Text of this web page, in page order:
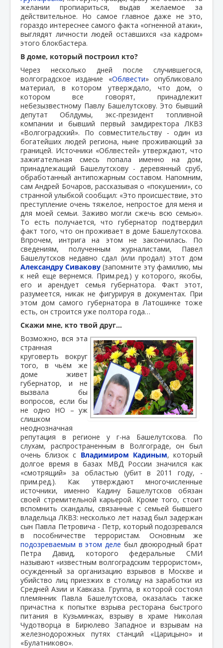
желании пропиариться, выдав желаемое за
действительное. Но самое главное даже не это,
гораздо интереснее самого факта «огненной атаки»,
выглядят личности людей оставшихся «за кадром»
этого блокбастера.
В доме, который построил кто?
Через несколько дней после случившегося,
волгоградское издание «Облвести» опубликовало
материал, в котором утверждало, что дом, о
котором все говорят, принадлежит
небезызвестному Павлу Башелутскову. Это бывший
депутат Облдумы, экс-президент топливной
компании и бывший первый замдиректора ЛКВЗ
«Волгоградский». По совместительству - один из
богатейших людей региона, ныне проживающий за
границей. Источники «Облвестей» утверждают, что
зажигательная смесь попала именно на дом,
принадлежащий Башелутскову - деревянный сруб,
обработанный антипожарным составом. Напомним,
сам Андрей Бочаров, рассказывая о «покушении», со
странной улыбкой сообщил: «Это происшествие, это
преступление очень тяжелое, непростое для меня и
для моей семьи. Заживо могли сжечь всю семью».
То есть получается, что губернатор подтвердил
факт того, что он проживает в доме Башелутскова.
Впрочем, интрига на этом не закончилась. По
сведениям, полученным журналистами, Павел
Башелутсков недавно сдал (или продал) этот дом
Александру Сивакову (запомните эту фамилию, мы
к ней еще вернемся. Прим.ред.) у которого, якобы,
его и арендует семья губернатора. Факт этот,
разумеется, никак не фигурируя в документах. При
этом дом самого губернатора в Латошинке тоже
есть, он строится уже полтора года…
Скажи мне, кто твой друг…
Возможно, вся эта
странная
круговерть вокруг
того, в чьём же
доме живет
губернатор, и не
вызвала бы
вопросов, если бы
не одно НО – уж
слишком
неоднозначная
репутация в регионе у г-на Башелутскова. По
слухам, распространенным в Волгограде, он был
очень близок с Владимиром Кадиным, который
долгое время в базах МВД России значился как
«смотрящий» за областью (убит в 2011 году, -
прим.ред.). Как утверждают многочисленные
источники, именно Кадину Башелутсков обязан
своей стремительной карьерой. Кроме того, стоит
вспомнить скандалы, связанные с семьей бывшего
владельца ЛКВЗ: несколько лет назад был задержан
сын Павла Петровича - Петр, который подозревался
в пособничестве террористам. Основным же
подозреваемым в этом деле был двоюродный брат
Петра Давид, которого федеральные СМИ
называют «известным волгоградским террористом»,
осужденный за организацию взрывов в Москве и
убийство лиц приезжих в столицу на заработки из
Средней Азии и Кавказа. Группа, в которой состоял
племянник Павла Башелутскова, оказалась также
причастна к попытке взрыва ресторана быстрого
питания в Кузьминках, взрыву в храме Николая
Чудотворца в Бирюлево Западное и взрывам на
железнодорожных путях станций «Царицыно» и
«Булатниково».